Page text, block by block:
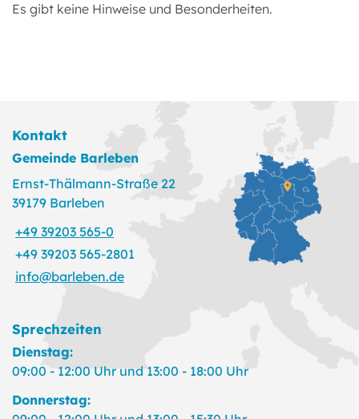
Es gibt keine Hinweise und Besonderheiten.
Kontakt
Gemeinde Barleben
Ernst-Thälmann-Straße 22
39179 Barleben
+49 39203 565-0
+49 39203 565-2801
info@barleben.de
Sprechzeiten
Dienstag:
09:00 - 12:00 Uhr und 13:00 - 18:00 Uhr
Donnerstag: